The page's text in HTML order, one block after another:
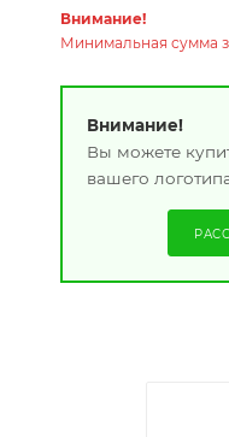
Внимание!
Минимальная сумма
Внимание!
Вы можете
вашего